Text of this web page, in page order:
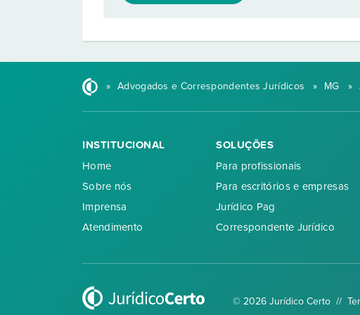
» Advogados e Correspondentes Jurídicos » MG »
INSTITUCIONAL
Home
Sobre nós
Imprensa
Atendimento
SOLUÇÕES
Para profissionais
Para escritórios e empresas
Jurídico Pag
Correspondente Jurídico
© 2026 Jurídico Certo //